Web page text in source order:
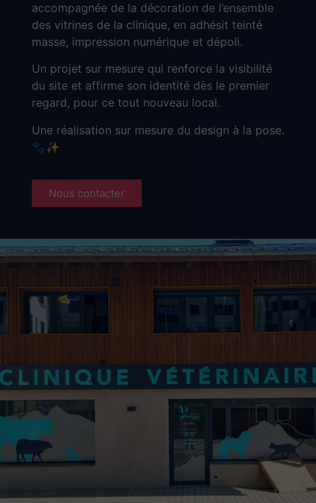
accompagnée de la décoration de l’ensemble
des vitrines de la clinique, en adhésit teinté
masse, impression numérique et dépoli.
Un projet sur mesure qui renforce la visibilité
du site et affirme son identité dès le premier
regard, pour ce tout nouveau local.
Une réalisation sur mesure du design à la pose.
🐾✨
Nous contacter